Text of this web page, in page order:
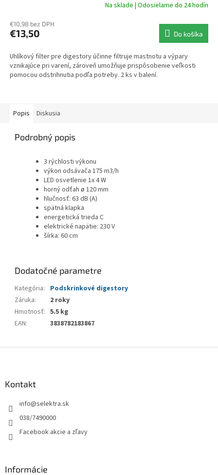
Na sklade | Odosielame do 24 hodín
€10,98 bez DPH
€13,50 Do košíka
Uhlíkový filter pre digestory účinne filtruje mastnotu a výpary
vznikajúce pri varení, zároveň umožňuje prispôsobenie veľkosti
pomocou odstrihnutia podľa potreby. 2 ks v balení.
Popis Diskusia
Podrobný popis
3 rýchlosti výkonu
výkon odsávača 175 m3/h
LED osvetlenie 1x 4 W
horný odťah ø 120 mm
hlučnosť: 63 dB (A)
spätná klapka
energetická trieda C
elektrické napätie: 230 V
šírka: 60 cm
Dodatočné parametre
Kategória:
Podskrinkové digestory
Záruka:
2 roky
Hmotnosť: 5.5 kg
EAN: 3838782183867
Kontakt
info@selektra.sk
038/7490000
Facebook akcie a zľavy
Informácie